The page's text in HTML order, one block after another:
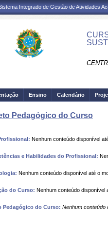
Integrado de Gestão de Atividades
Ensino Calendário
Pedagógico do Curso
Nenhum conteúdo disponível
e Habilidades do Profissional:
Nenhum conteúdo disponível até o
do Curso: Nenhum conteúdo disponível
Pedagógico do Curso: Nenhum conteúdo